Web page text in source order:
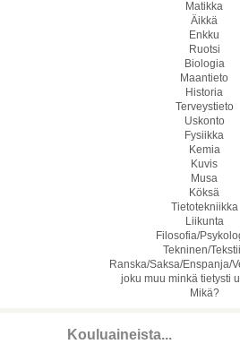
Matikka
Äikkä
Enkku
Ruotsi
Biologia
Maantieto
Historia
Terveystieto
Uskonto
Fysiikka
Kemia
Kuvis
Musa
Köksä
Tietotekniikka
Liikunta
Filosofia/
Tekninen/
Ranska/Saksa/Enspanja/
joku muu minkä tietysti
Mikä?
Kouluaineista...